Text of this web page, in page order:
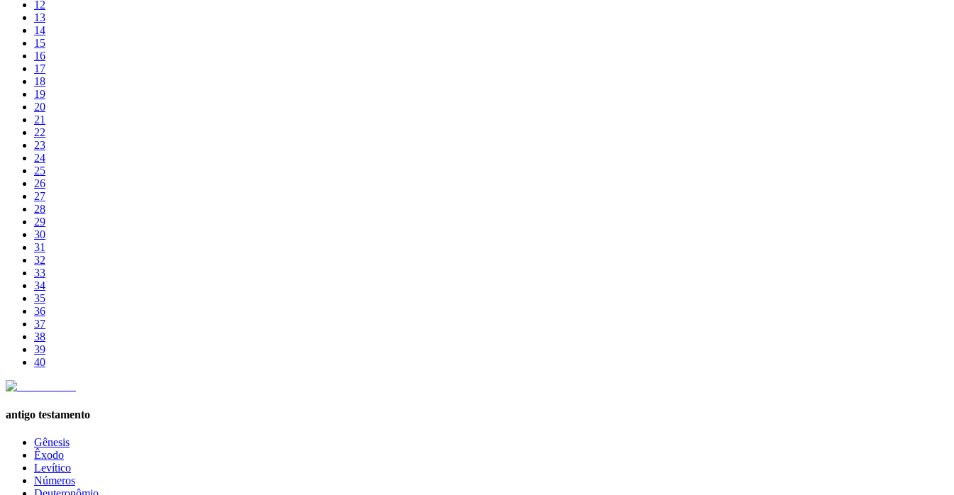
12
13
14
15
16
17
18
19
20
21
22
23
24
25
26
27
28
29
30
31
32
33
34
35
36
37
38
39
40
antigo testamento
Gênesis
Êxodo
Levítico
Números